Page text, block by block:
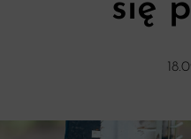
się